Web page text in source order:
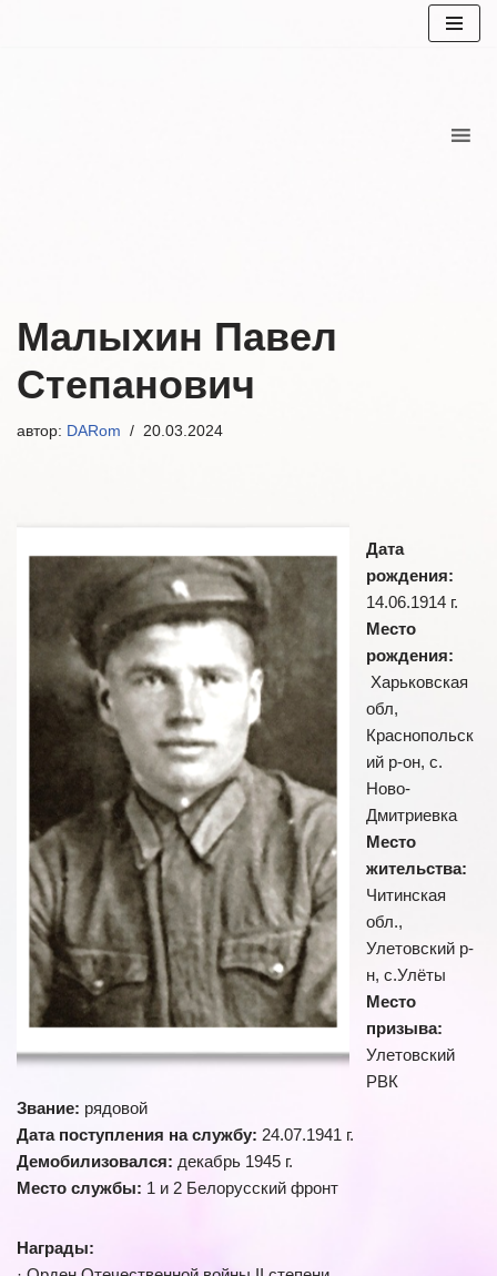
Малыхин Павел
Степанович
автор: DARom 20.03.2024
Дата
рождения:
14.06.1914 г.
Место
рождения:
Харьковская
обл,
Краснопольск
ий р-он, с.
Ново-
Дмитриевка
Место
жительства:
Читинская
обл.,
Улетовский р-
н, с.Улёты
Место
призыва:
Улетовский
РВК
Звание: рядовой
Дата поступления на службу: 24.07.1941 г.
Демобилизовался: декабрь 1945 г.
Место службы: 1 и 2 Белорусский фронт
Награды: